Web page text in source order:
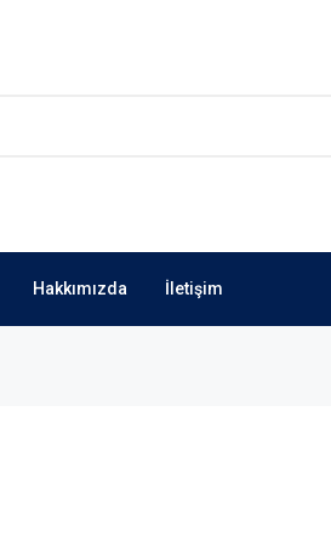
Hakkımızda İletişim